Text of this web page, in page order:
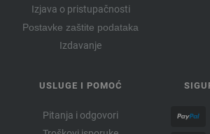
Izjava o pristupačnosti
Postavke zaštite podataka
Izdavanje
USLUGE I POMOĆ
Pitanja i odgovori